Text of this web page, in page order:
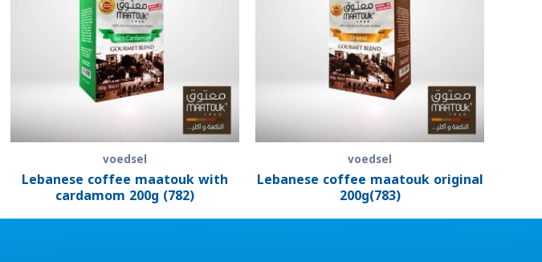
voedsel
Lebanese coffee maatouk with
cardamom 200g (782)
voedsel
Lebanese coffee maatouk original
200g(783)